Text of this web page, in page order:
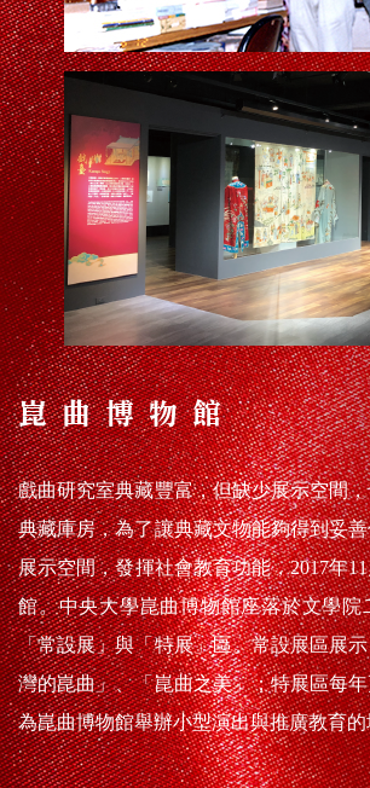
崑曲博物館
戲曲研究室典藏豐富，但缺少展示空間
典藏庫房，為了讓典藏文物能夠得到妥
展示空間，發揮社會教育功能，2017年
館。中央大學崑曲博物館座落於文學院
「常設展」與「特展」區。常設展區展
灣的崑曲」、「崑曲之美」；特展區每
為崑曲博物館舉辦小型演出與推廣教育